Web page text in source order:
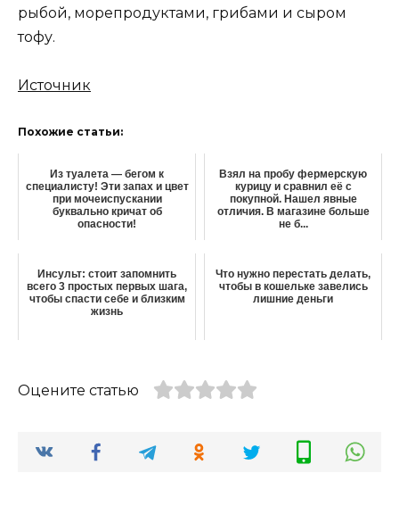
рыбой, морепродуктами, грибами и сыром
тофу.
Источник
Похожие статьи:
Из туалета — бегом к
специалисту! Эти запах и цвет
при мочеиспускании
буквально кричат об
опасности!
Взял на пробу фермерскую
курицу и сравнил её с
покупной. Нашел явные
отличия. В магазине больше
не б...
Инсульт: стоит запомнить
всего 3 простых первых шага,
чтобы спасти себе и близким
жизнь
Что нужно перестать делать,
чтобы в кошельке завелись
лишние деньги
Оцените статью